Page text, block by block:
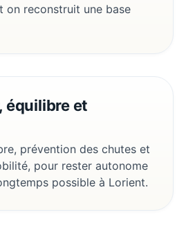
on reconstruit une base
équilibre et
prévention des chutes et
pour rester autonome
possible à Lorient.